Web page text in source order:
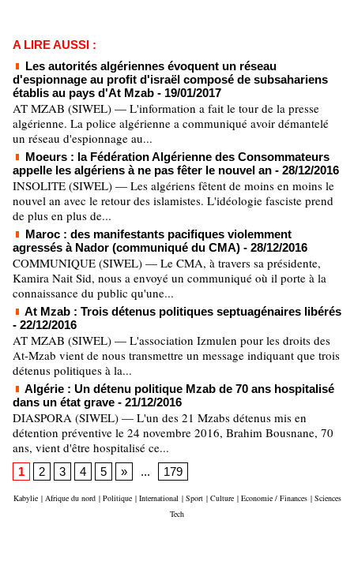
A LIRE AUSSI :
Les autorités algériennes évoquent un réseau
d'espionnage au profit d'israël composé de subsahariens
établis au pays d'At Mzab - 19/01/2017
AT MZAB (SIWEL) — L'information a fait le tour de la presse
algérienne. La police algérienne a communiqué avoir démantelé
un réseau d'espionnage au...
Moeurs : la Fédération Algérienne des Consommateurs
appelle les algériens à ne pas fêter le nouvel an - 28/12/2016
INSOLITE (SIWEL) — Les algériens fêtent de moins en moins le
nouvel an avec le retour des islamistes. L'idéologie fasciste prend
de plus en plus de...
Maroc : des manifestants pacifiques violemment
agressés à Nador (communiqué du CMA) - 28/12/2016
COMMUNIQUE (SIWEL) — Le CMA, à travers sa présidente,
Kamira Nait Sid, nous a envoyé un communiqué où il porte à la
connaissance du public qu'une...
At Mzab : Trois détenus politiques septuagénaires libérés
- 22/12/2016
AT MZAB (SIWEL) — L'association Izmulen pour les droits des
At-Mzab vient de nous transmettre un message indiquant que trois
détenus politiques à la...
Algérie : Un détenu politique Mzab de 70 ans hospitalisé
dans un état grave - 21/12/2016
DIASPORA (SIWEL) — L'un des 21 Mzabs détenus mis en
détention préventive le 24 novembre 2016, Brahim Bousnane, 70
ans, vient d'être hospitalisé ce...
1 2 3 4 5 » ... 179
Kabylie | Afrique du nord | Politique | International | Sport | Culture | Economie / Finances | Sciences
Tech